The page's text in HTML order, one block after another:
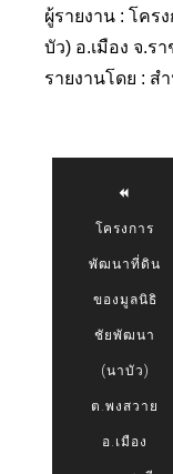
ผู้รายงาน : โค
บัว) อ.เมือง จ.ร
รายงานโดย : ส
โครงการ
พัฒนาที่ดิน
ของมูลนิธิ
ชัยพัฒนา
(นาบัว)
ต.พงสวาย
อ.เมือง